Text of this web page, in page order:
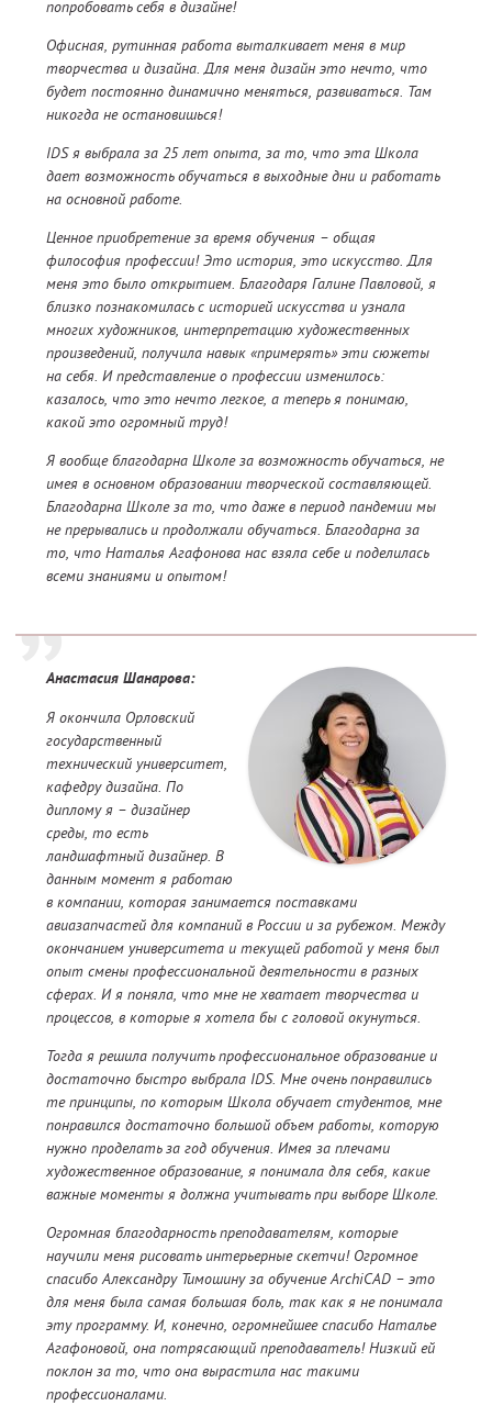
попробовать себя в дизайне!
Офисная, рутинная работа выталкивает меня в мир
творчества и дизайна. Для меня дизайн это нечто, что
будет постоянно динамично меняться, развиваться. Там
никогда не остановишься!
IDS я выбрала за 25 лет опыта, за то, что эта Школа
дает возможность обучаться в выходные дни и работать
на основной работе.
Ценное приобретение за время обучения – общая
философия профессии! Это история, это искусство. Для
меня это было открытием. Благодаря Галине Павловой, я
близко познакомилась с историей искусства и узнала
многих художников, интерпретацию художественных
произведений, получила навык «примерять» эти сюжеты
на себя. И представление о профессии изменилось:
казалось, что это нечто легкое, а теперь я понимаю,
какой это огромный труд!
Я вообще благодарна Школе за возможность обучаться, не
имея в основном образовании творческой составляющей.
Благодарна Школе за то, что даже в период пандемии мы
не прерывались и продолжали обучаться. Благодарна за
то, что Наталья Агафонова нас взяла себе и поделилась
всеми знаниями и опытом!
Анастасия Шанарова:
Я окончила Орловский
государственный
технический университет,
кафедру дизайна. По
диплому я – дизайнер
среды, то есть
ландшафтный дизайнер. В
данным момент я работаю
в компании, которая занимается поставками
авиазапчастей для компаний в России и за рубежом. Между
окончанием университета и текущей работой у меня был
опыт смены профессиональной деятельности в разных
сферах. И я поняла, что мне не хватает творчества и
процессов, в которые я хотела бы с головой окунуться.
Тогда я решила получить профессиональное образование и
достаточно быстро выбрала IDS. Мне очень понравились
те принципы, по которым Школа обучает студентов, мне
понравился достаточно большой объем работы, которую
нужно проделать за год обучения. Имея за плечами
художественное образование, я понимала для себя, какие
важные моменты я должна учитывать при выборе Школе.
Огромная благодарность преподавателям, которые
научили меня рисовать интерьерные скетчи! Огромное
спасибо Александру Тимошину за обучение ArchiCAD – это
для меня была самая большая боль, так как я не понимала
эту программу. И, конечно, огромнейшее спасибо Наталье
Агафоновой, она потрясающий преподаватель! Низкий ей
поклон за то, что она вырастила нас такими
профессионалами.